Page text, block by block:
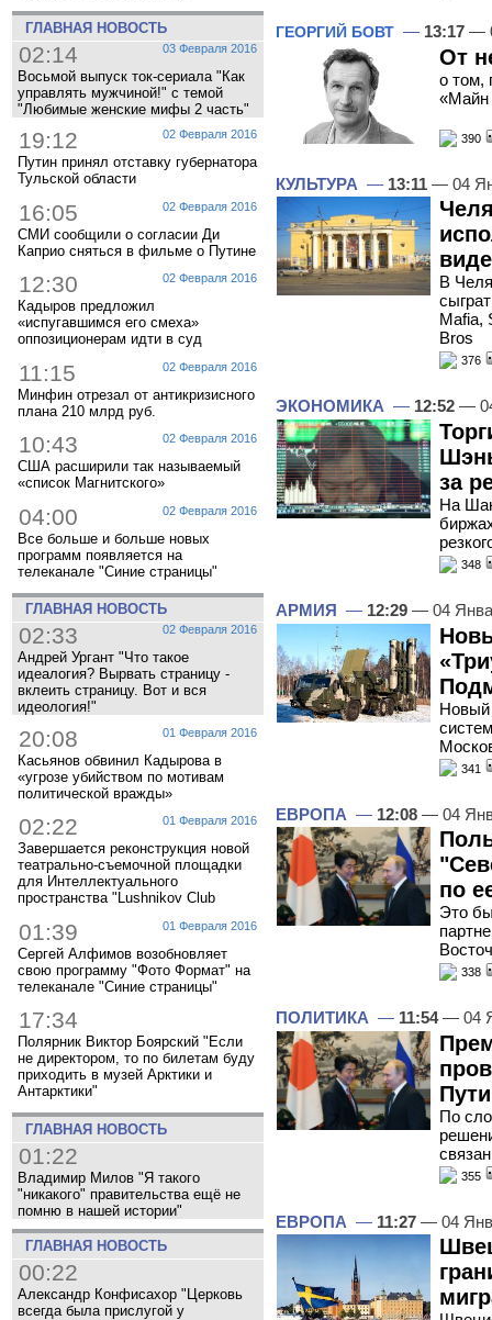
ГЛАВНАЯ НОВОСТЬ
03 Февраля 2016
02:14
Восьмой выпуск ток-сериала "Как
управлять мужчиной!" с темой
"Любимые женские мифы 2 часть"
02 Февраля 2016
19:12
Путин принял отставку губернатора
Тульской области
02 Февраля 2016
16:05
СМИ сообщили о согласии Ди
Каприо сняться в фильме о Путине
02 Февраля 2016
12:30
Кадыров предложил
«испугавшимся его смеха»
оппозиционерам идти в суд
02 Февраля 2016
11:15
Минфин отрезал от антикризисного
плана 210 млрд руб.
02 Февраля 2016
10:43
США расширили так называемый
«список Магнитского»
02 Февраля 2016
04:00
Все больше и больше новых
программ появляется на
телеканале "Синие страницы"
ГЛАВНАЯ НОВОСТЬ
02 Февраля 2016
02:33
Андрей Ургант "Что такое
идеалогия? Вырвать страницу -
вклеить страницу. Вот и вся
идеология!"
01 Февраля 2016
20:08
Касьянов обвинил Кадырова в
«угрозе убийством по мотивам
политической вражды»
01 Февраля 2016
02:22
Завершается реконструкция новой
театрально-съемочной площадки
для Интеллектуального
пространства "Lushnikov Club
01 Февраля 2016
01:39
Сергей Алфимов возобновляет
свою программу "Фото Формат" на
телеканале "Синие страницы"
17:34
Полярник Виктор Боярский "Если
не директором, то по билетам буду
приходить в музей Арктики и
Антарктики"
ГЛАВНАЯ НОВОСТЬ
01:22
Владимир Милов "Я такого
"никакого" правительства ещё не
помню в нашей истории"
ГЛАВНАЯ НОВОСТЬ
00:22
Александр Конфисахор "Церковь
всегда была прислугой у
ГЕОРГИЙ БОВТ — 13:17 —
От
о том,
«Майн
390
КУЛЬТУРА — 13:11 — 04
В
Mafia,
Bros
376
ЭКОНОМИКА — 12:52 —
за
На
348
АРМИЯ — 12:29 — 04
Новый
341
ЕВРОПА — 12:08 — 04
по
Это
338
ПОЛИТИКА — 11:54— 04
По
355
ЕВРОПА — 11:27 — 04